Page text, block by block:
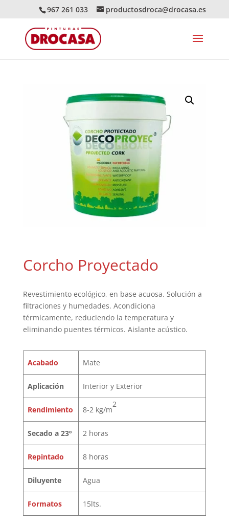
967 261 033 productosdroca@drocasa.es
Corcho Proyectado
Revestimiento ecológico, en base acuosa. Solución a
filtraciones y humedades. Acondiciona
térmicamente, reduciendo la temperatura y
eliminando puentes térmicos. Aislante acústico.
Acabado Mate
Aplicación Interior y Exterior
Rendimiento 8-2 kg/m
2
Secado a 23º 2 horas
Repintado 8 horas
Diluyente Agua
Formatos 15lts.